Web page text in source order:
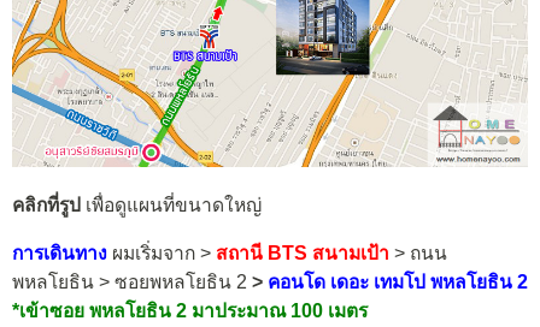
คลิกที่รูป เพื่อดูแผนที่ขนาดใหญ่
การเดินทาง ผมเริ่มจาก > สถานี BTS สนามเป้า > ถนน
พหลโยธิน > ซอยพหลโยธิน 2 > คอนโด เดอะ เทมโป พหลโยธิน 2
*เข้าซอย พหลโยธิน 2 มาประมาณ 100 เมตร